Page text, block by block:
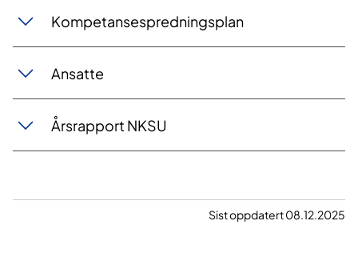
Kompetansespredningsplan
Ansatte
Årsrapport NKSU
Sist oppdatert 08.12.2025